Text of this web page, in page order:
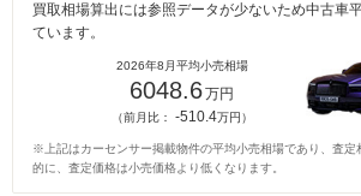
買取相場算出には参照データが少ないため中古車
ています。
2026年8月平均小売相場
6048.6万円
（前月比： -510.4万円）
※上記はカーセンサー掲載物件の平均小売相場であり、査定
的に、査定価格は小売価格より低くなります。